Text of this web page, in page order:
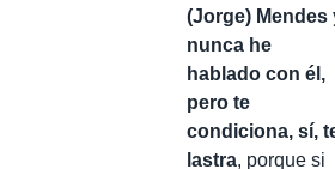
(Jorge) Mendes
nunca he
hablado con él,
pero te
condiciona, sí,
lastra, porque si